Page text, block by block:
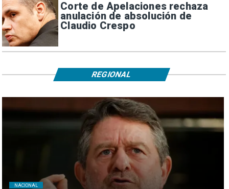
Corte de Apelaciones rechaza
anulación de absolución de
Claudio Crespo
NACIONAL
REGIONAL